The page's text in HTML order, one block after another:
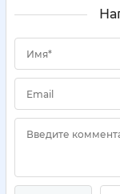
Имя*
Email
Введите